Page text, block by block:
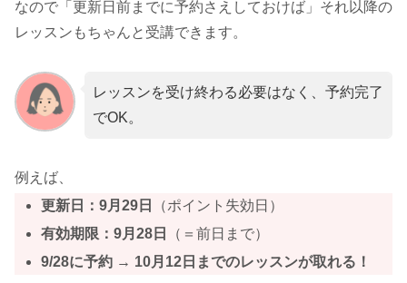
なので「更新日前までに予約さえしておけば」それ以降の
レッスンもちゃんと受講できます。
レッスンを受け終わる必要はなく、予約完了
でOK。
例えば、
更新日：9月29日
（ポイント失効日）
有効期限：9月28日
（＝前日まで）
9/28に予約 → 10月12日までのレッスンが取れる！